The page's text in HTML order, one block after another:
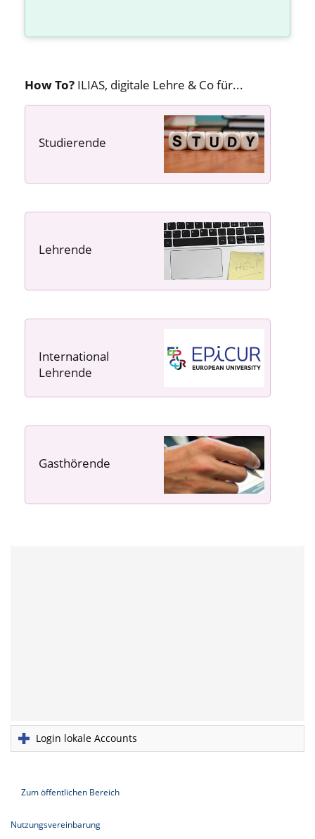
How To? ILIAS, digitale Lehre & Co für...
Studierende
Lehrende
International
Lehrende
Gasthörende
Login lokale Accounts
Zum öffentlichen Bereich
Nutzungsvereinbarung